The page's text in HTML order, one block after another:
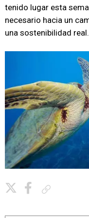
tenido lugar esta
necesario hacia un
una sostenibilidad real.